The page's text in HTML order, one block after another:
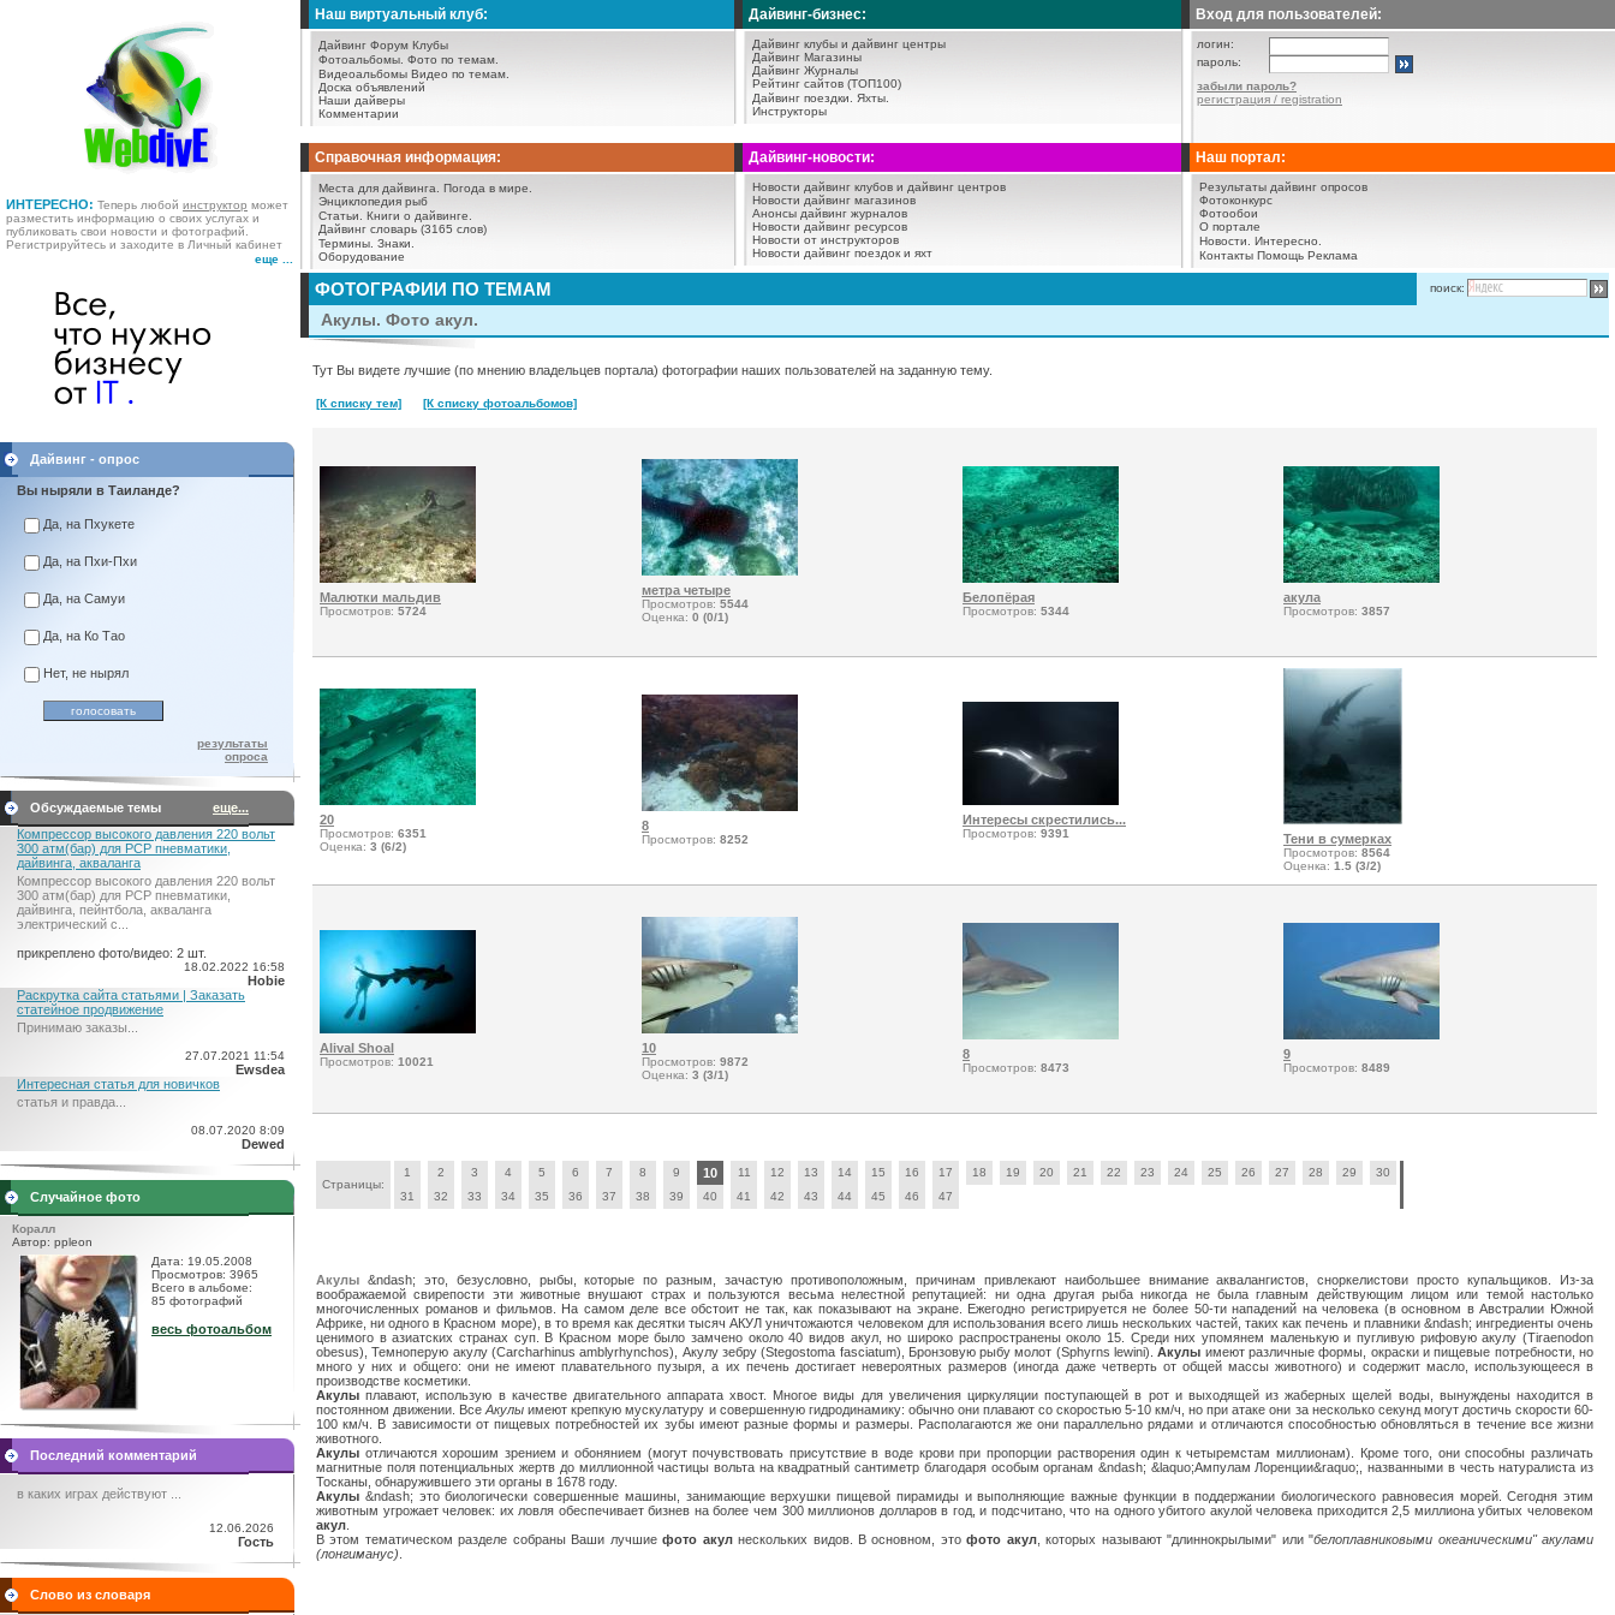
ИНТЕРЕСНО: Теперь любой инструктор может
разместить информацию о своих услугах и
публиковать свои новости и фотографий.
Регистрируйтесь и заходите в Личный кабинет
еще ...
Наш виртуальный клуб:
Дайвинг Форум Клубы
Фотоальбомы. Фото по темам.
Видеоальбомы Видео по темам.
Доска объявлений
Наши дайверы
Комментарии
Дайвинг-бизнес:
Дайвинг клубы и дайвинг центры
Дайвинг Магазины
Дайвинг Журналы
Рейтинг сайтов (ТОП100)
Дайвинг поездки.
Яхты.
Инструкторы
Вход для пользователей:
логин:
пароль:
забыли пароль?
регистрация / registration
Справочная информация:
Места для дайвинга.
Погода в мире.
Энциклопедия рыб
Статьи.
Книги о дайвинге.
Дайвинг словарь (3165 слов)
Термины. Знаки.
Оборудование
Дайвинг-новости:
Новости дайвинг клубов и дайвинг центров
Новости дайвинг магазинов
Анонсы дайвинг журналов
Новости дайвинг ресурсов
Новости от инструкторов
Новости дайвинг поездок и яхт
Наш портал:
Результаты дайвинг опросов
Фотоконкурс
Фотообои
О портале
Новости.
Интересно.
Контакты Помощь Реклама
Дайвинг - опрос
Вы ныряли в Таиланде?
Да, на Пхукете
Да, на Пхи-Пхи
Да, на Самуи
Да, на Ко Тао
Нет, не нырял
результаты
опроса
Обсуждаемые темы
еще...
Компрессор высокого давления 220 вольт
300 атм(бар) для PCP пневматики,
дайвинга, акваланга
Компрессор высокого давления 220 вольт
300 атм(бар) для PCP пневматики,
дайвинга, пейнтбола, акваланга
электрический c...
прикреплено фото/видео: 2 шт.
18.02.2022 16:58
Hobie
Раскрутка сайта статьями | Заказать
статейное продвижение
Принимаю заказы...
27.07.2021 11:54
Ewsdea
Интересная статья для новичков
статья и правда...
08.07.2020 8:09
Dewed
Случайное фото
Коралл
Автор: ppleon
Дата: 19.05.2008
Просмотров: 3965
Всего в альбоме:
85 фотографий
весь фотоальбом
Последний комментарий
в каких играх действуют ...
12.06.2026
Гость
Слово из словаря
ФОТОГРАФИИ ПО ТЕМАМ поиск:
Акулы. Фото акул.
Тут Вы видете лучшие (по мнению владельцев портала) фотографии наших пользователей на заданную тему.
[К списку тем] [К списку фотоальбомов]
Малютки мальдив
Просмотров: 5724
метра четыре
Просмотров: 5544
Оценка: 0 (0/1)
Белопёрая
Просмотров: 5344
акула
Просмотров: 3857
20
Просмотров: 6351
Оценка: 3 (6/2)
8
Просмотров: 8252
Интересы скрестились...
Просмотров: 9391 Тени в сумерках
Просмотров: 8564
Оценка: 1.5 (3/2)
Alival Shoal
Просмотров: 10021
10
Просмотров: 9872
Оценка: 3 (3/1)
8
Просмотров: 8473
9
Просмотров: 8489
Страницы:
1 2 3 4 5 6 7 8 9 10 11 12 13 14 15 16 17 18 19 20 21 22 23 24 25 26 27 28 29
30
31
32 33 34 35 36 37 38 39 40 41 42 43 44 45 46 47
Акулы &ndash; это, безусловно, рыбы, которые по разным, зачастую противоположным, причинам привлекают наибольшее внимание аквалангистов, сноркелистови просто купальщиков. Из-за
воображаемой свирепости эти животные внушают страх и пользуются весьма нелестной репутацией: ни одна другая рыба никогда не была главным действующим лицом или темой настолько
многочисленных романов и фильмов. На самом деле все обстоит не так, как показывают на экране. Ежегодно регистрируется не более 50-ти нападений на человека (в основном в Австралии Южной
Африке, ни одного в Красном море), в то время как десятки тысяч АКУЛ уничтожаются человеком для использования всего лишь нескольких частей, таких как печень и плавники &ndash; ингредиенты очень
ценимого в азиатских странах суп. В Красном море было замчено около 40 видов акул, но широко распространены около 15. Среди них упомянем маленькую и пугливую рифовую акулу (Tiraenodon
obesus), Темноперую акулу (Carcharhinus amblyrhynchos), Акулу зебру (Stegostoma fasciatum), Бронзовую рыбу молот (Sphyrns lewini).Акулы имеют различные формы, окраски и пищевые потребности, но
много у них и общего: они не имеют плавательного пузыря, а их печень достигает невероятных размеров (иногда даже четверть от общей массы животного) и содержит масло, использующееся в
производстве косметики.
Акулы плавают, использую в качестве двигательного аппарата хвост. Многое виды для увеличения циркуляции поступающей в рот и выходящей из жаберных щелей воды, вынуждены находится в
постоянном движении. ВсеАкулы имеют крепкую мускулатуру и совершенную гидродинамику: обычно они плавают со скоростью 5-10 км/ч, но при атаке они за несколько секунд могут достичь скорости 60-
100 км/ч. В зависимости от пищевых потребностей их зубы имеют разные формы и размеры. Располагаются же они параллельно рядами и отличаются способностью обновляться в течение все жизни
животного.
Акулы отличаются хорошим зрением и обонянием (могут почувствовать присутствие в воде крови при пропорции растворения один к четыремстам миллионам). Кроме того, они способны различать
магнитные поля потенциальных жертв до миллионной частицы вольта на квадратный сантиметр благодаря особым органам &ndash; &laquo;Ампулам Лоренции&raquo;, названными в честь натуралиста из
Тосканы, обнаружившего эти органы в 1678 году.
Акулы &ndash; это биологически совершенные машины, занимающие верхушки пищевой пирамиды и выполняющие важные функции в поддержании биологического равновесия морей. Сегодня этим
животным угрожает человек: их ловля обеспечивает бизнев на более чем 300 миллионов долларов в год, и подсчитано, что на одного убитого акулой человека приходится 2,5 миллиона убитых человеком
акул
В этом тематическом разделе собраны Ваши лучшиефото акулнескольких видов. В основном, этофото акул, которых называют "длиннокрылыми" или "белоплавниковыми океаническими" акулами
(лонгиманус)